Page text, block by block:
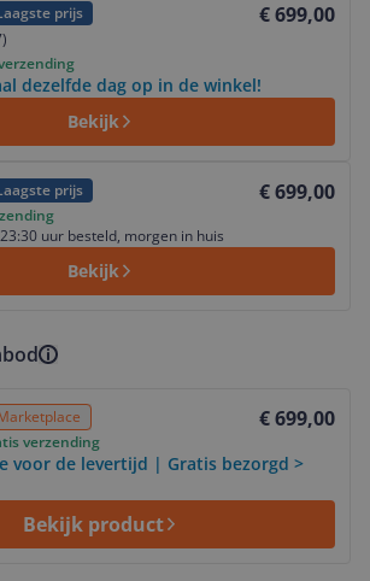
prijs
)
€ 699,00
dezelfde dag op in de winkel!
Bekijk
prijs € 699,00
uur besteld, morgen in huis
Bekijk
€ 699,00
verzending
voor de levertijd | Gratis bezorgd >
Bekijk product